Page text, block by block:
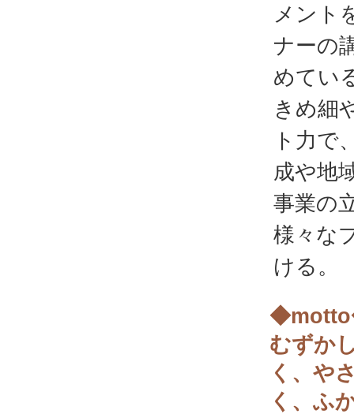
メント
ナーの
めてい
きめ細
ト力で
成や地
事業の
様々な
ける。
むずか
く、や
く、ふ